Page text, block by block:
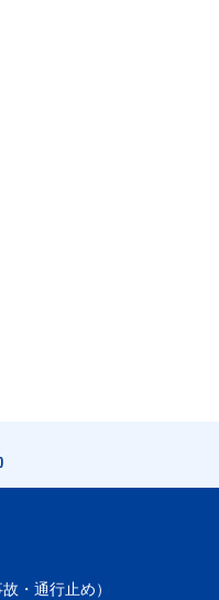
・通行止め）